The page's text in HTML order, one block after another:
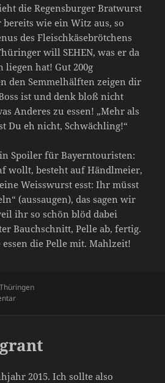
die Regensburger Bratwurst
wie ein Witz aus, so
des Fleischkäsebrötchens
will SEHEN, was er da
liegen hat! Gut 200g
den Semmelhälften zeigen dir
ist und denk bloß nicht
Anderes zu essen! „Mehr als
Du eh nicht, Schwächling!“
Spoiler für Bayerntouristen:
wollt, besteht auf Händlmeier,
Weisswurst esst: Ihr müsst
(aussaugen), das sagen wir
ihr so schön blöd dabei
Bauchschnitt, Pelle ab, fertig.
die Pelle mit. Mahlzeit!
Schlagwörter
Thüringen
zu Von Bieren und Würsten
2015. Ich sollte also